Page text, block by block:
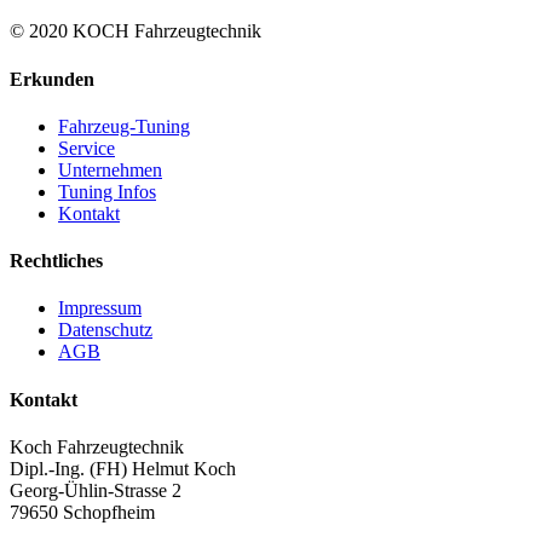
© 2020 KOCH Fahrzeugtechnik
Erkunden
Fahrzeug-Tuning
Service
Unternehmen
Tuning Infos
Kontakt
Rechtliches
Impressum
Datenschutz
AGB
Kontakt
Koch Fahrzeugtechnik
Dipl.-Ing. (FH) Helmut Koch
Georg-Ühlin-Strasse 2
79650 Schopfheim